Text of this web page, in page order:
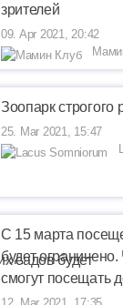
зрителей
09. Apr 2021, 20:42
Зоопарк строгого
25. Mar 2021, 15:47
С 15 марта
будет
смогут посещать